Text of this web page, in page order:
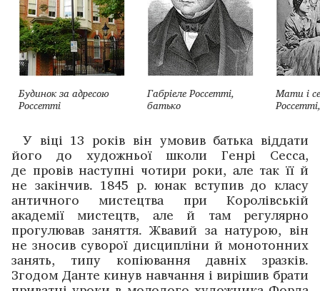
Будинок за адресою
Россетті
Габріеле Россетті,
батько
Мати і
У віці 13 років він умовив батька віддати
його до художньої школи Генрі Сесса,
де провів наступні чотири роки, але так її й
не закінчив. 1845 р. юнак вступив до класу
антич­ного мистецтва при Королівській
академії мистецтв, але й там регулярно
прогулював заняття. Жвавий за натурою, він
не зносив суво­рої дисципліни й монотонних
занять, типу копіювання давніх зразків.
Згодом Данте ­кинув навчання і вирішив брати